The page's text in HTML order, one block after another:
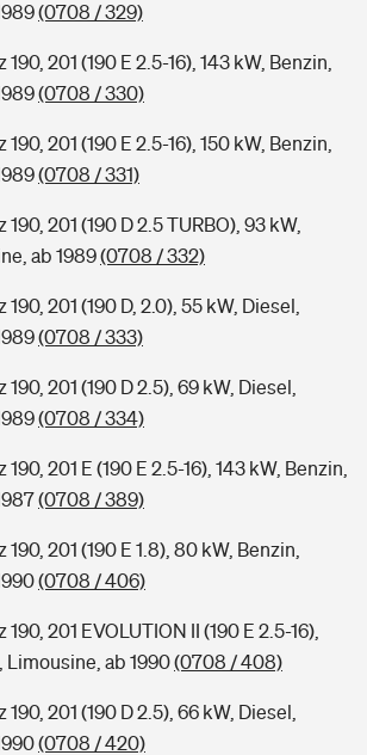
(0708 / 329)
201 (190 E 2.5-16), 143 kW, Benzin,
(0708 / 330)
201 (190 E 2.5-16), 150 kW, Benzin,
(0708 / 331)
201 (190 D 2.5 TURBO), 93 kW,
ab 1989(0708 / 332)
201 (190 D, 2.0), 55 kW, Diesel,
(0708 / 333)
201 (190 D 2.5), 69 kW, Diesel,
(0708 / 334)
201 E (190 E 2.5-16), 143 kW, Benzin,
(0708 / 389)
201 (190 E 1.8), 80 kW, Benzin,
(0708 / 406)
201 EVOLUTION II (190 E 2.5-16),
Limousine, ab 1990(0708 / 408)
201 (190 D 2.5), 66 kW, Diesel,
(0708 / 420)